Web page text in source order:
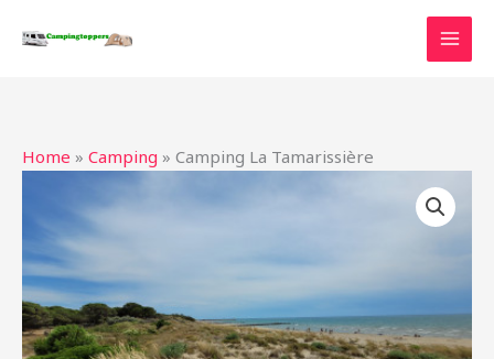
naar
Home » Camping » Camping La Tamarissière